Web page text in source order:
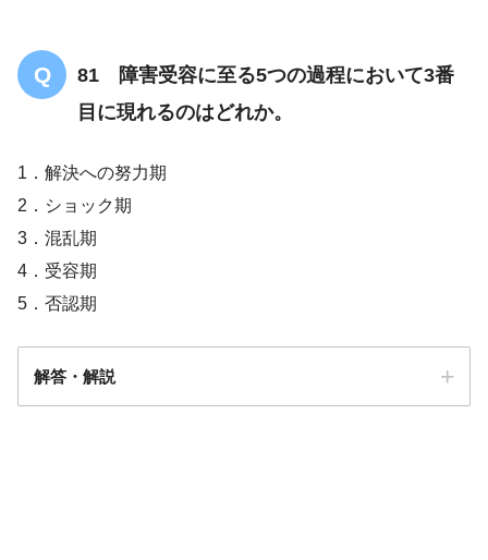
81 障害受容に至る5つの過程において3番
目に現れるのはどれか。
1．解決への努力期
2．ショック期
3．混乱期
4．受容期
5．否認期
解答・解説